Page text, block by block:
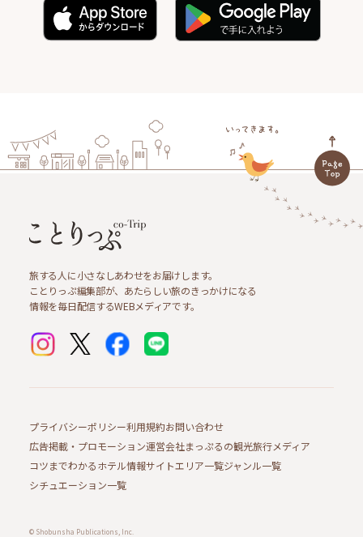
旅する人に小さなしあわせをお届けします。
ことりっぷ編集部が、あたらしい旅のきっかけになる
情報を毎日配信するWEBメディアです。
プライバシーポリシー利用規約お問い合わせ
広告掲載・プロモーション運営会社まっぷるの観光旅行メディア
コツまでわかるホテル情報サイトエリア一覧ジャンル一覧
シチュエーション一覧
© Shobunsha Publications, Inc.